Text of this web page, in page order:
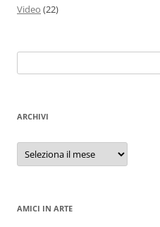
Video (22)
per:
ARCHIVI
Archivi
AMICI IN ARTE